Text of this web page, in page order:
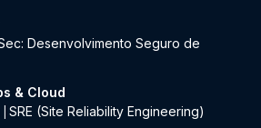
Desenvolvimento Seguro de
& Cloud
SRE (Site Reliability Engineering)